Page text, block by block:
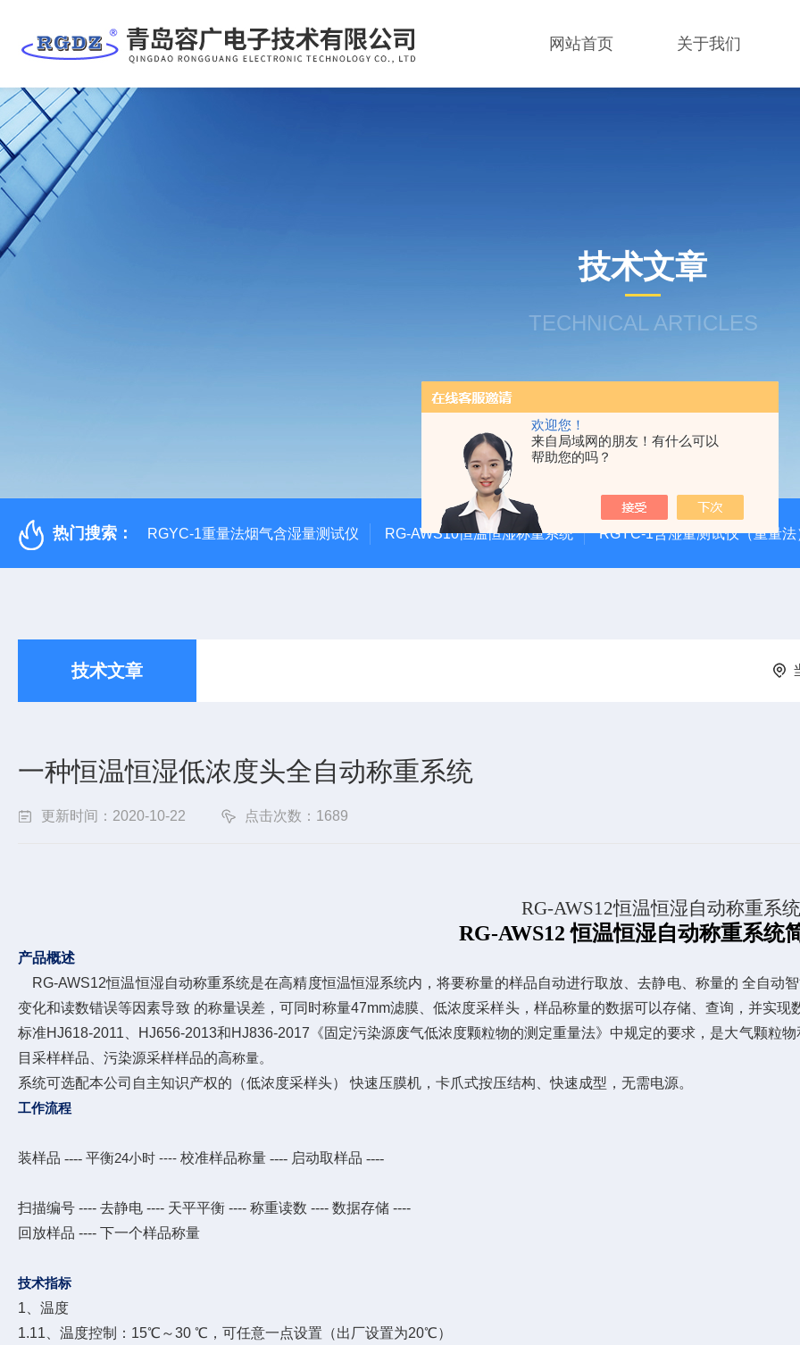
欢迎您！
来自局域网的朋友！有什么可以
帮助您的吗？
网站首页 关于我们
技术文章
TECHNICAL ARTICLES
热门搜索： RGYC-1重量法烟气含湿量测试仪 RG-AWS10恒温恒湿称重系统 RGYC-1含湿量测试仪（重量法
技术文章
一种恒温恒湿低浓度头全自动称重系统
更新时间：2020-10-22 点击次数：1689
RG-AWS12恒温恒湿自动称重系统
RG-AWS12 恒温恒湿自动称重系统
产品概述
RG-AWS12恒温恒湿自动称重系统是在高精度恒温恒湿系统内，将要称量的样品自动进行取放、去静电、称量的 全自动
变化和读数错误等因素导致 的称量误差，可同时称量47mm滤膜、低浓度采样头，样品称量的数据可以存储、查询，并实
标准HJ618-2011、HJ656-2013和HJ836-2017《固定污染源废气低浓度颗粒物的测定重量法》中规定的要求，是大气颗粒
目采样样品、污染源采样样品的高称量。
系统可选配本公司自主知识产权的（低浓度采样头） 快速压膜机，卡爪式按压结构、快速成型，无需电源。
工作流程
装样品 ---- 平衡24小时 ---- 校准样品称量 ---- 启动取样品 ----
扫描编号 ---- 去静电 ---- 天平平衡 ---- 称重读数 ---- 数据存储 ----
回放样品 ---- 下一个样品称量
技术指标
1、温度
1.11、温度控制：15℃～30 ℃，可任意一点设置（出厂设置为20℃）